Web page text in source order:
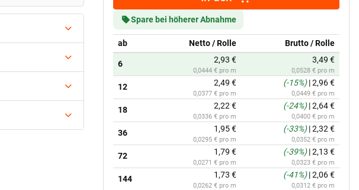
Spare bei höherer Abnahme
ab Netto / Rolle Brutto / Rolle
6 2,93 €
0,0444 € pro m
3,49 €
0,0528 € pro m
12 2,49 €
0,0377 € pro m
(-15%)|2,96 €
0,0449 € pro m
18 2,22 €
0,0336 € pro m
(-24%)|2,64 €
0,0400 € pro m
36 1,95 €
0,0295 € pro m
(-33%)|2,32 €
0,0352 € pro m
72 1,79 €
0,0271 € pro m
(-39%)|2,13 €
0,0323 € pro m
144 1,73 €
0,0262 € pro m
(-41%)|2,06 €
0,0312 € pro m